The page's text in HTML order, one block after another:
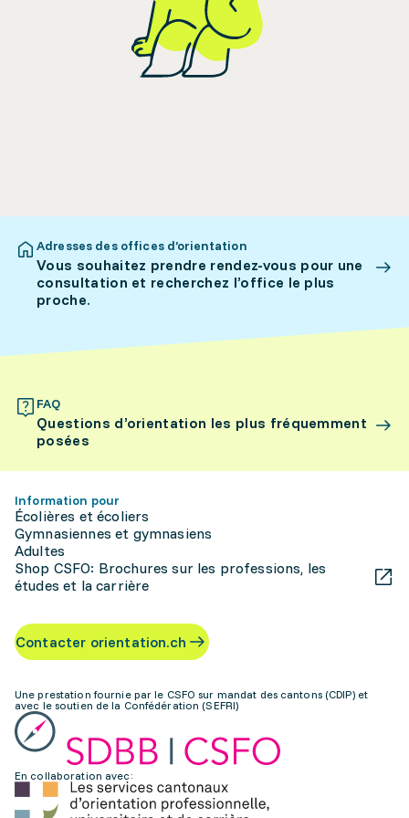
Adresses des offices d’orientation
Vous souhaitez prendre rendez-vous pour une
consultation et recherchez l’office le plus
proche.
FAQ
Questions d’orientation les plus fréquemment
posées
Information pour
Écolières et écoliers
Gymnasiennes et gymnasiens
Adultes
Shop CSFO: Brochures sur les professions, les
études et la carrière
Contacter orientation.ch
Une prestation fournie par le CSFO sur mandat des cantons (CDIP) et
avec le soutien de la Confédération (SEFRI)
En collaboration avec: